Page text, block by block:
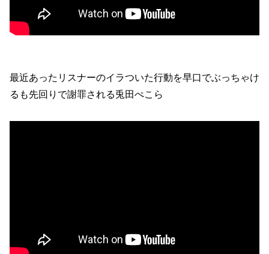
最近あったリスナーのイラついた行動を早口でぶっちゃけ
るも先回りで謝罪される兎田ぺこら